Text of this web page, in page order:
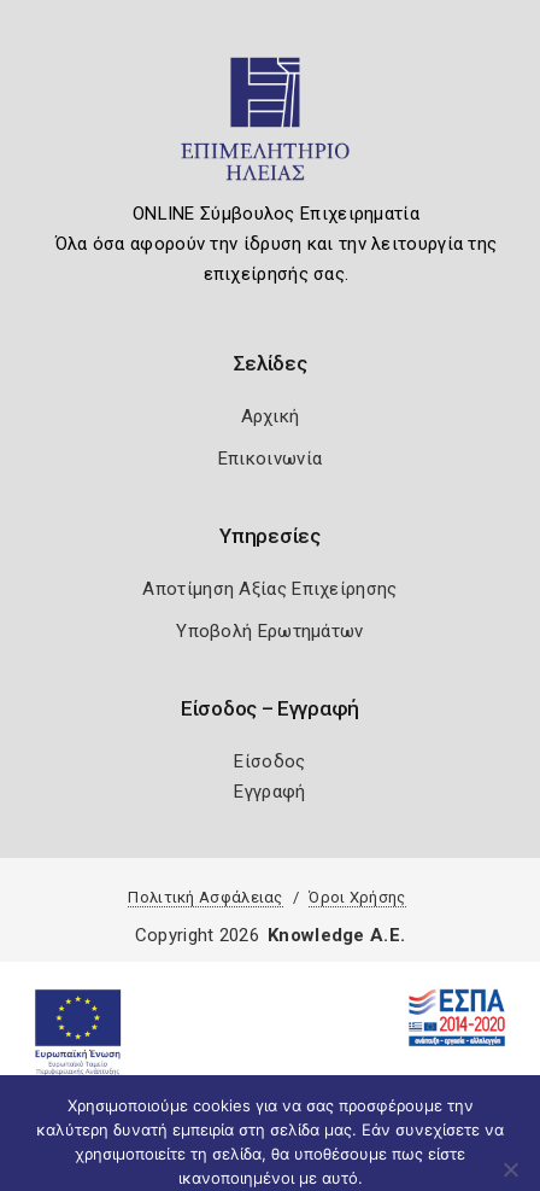
ONLINE Σύμβουλος Επιχειρηματία
Όλα όσα αφορούν την ίδρυση και την λειτουργία της
επιχείρησής σας.
Σελίδες
Αρχική
Επικοινωνία
Υπηρεσίες
Αποτίμηση Αξίας Επιχείρησης
Υποβολή Ερωτημάτων
Είσοδος – Εγγραφή
Είσοδος
Εγγραφή
Πολιτική Ασφάλειας Όροι Χρήσης
Χρησιμοποιούμε cookies για να σας προσφέρουμε την
καλύτερη δυνατή εμπειρία στη σελίδα μας. Εάν συνεχίσετε να
χρησιμοποιείτε τη σελίδα, θα υποθέσουμε πως είστε
ικανοποιημένοι με αυτό.
Copyright 2026 Knowledge A.E.